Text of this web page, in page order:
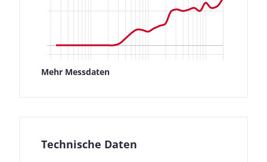
Mehr Messdaten
Technische Daten